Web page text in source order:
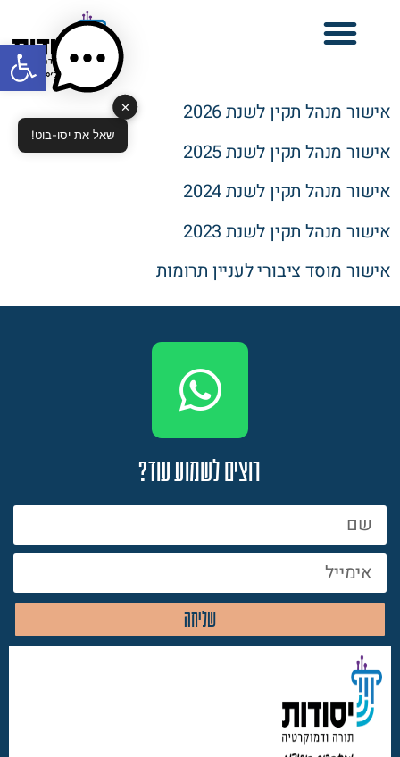
פתח
אישור מנהל תקין לשנת 2026
אישור מנהל תקין לשנת 2025
אישור מנהל תקין לשנת 2024
אישור מנהל תקין לשנת 2023
אישור מוסד ציבורי לעניין תרומות
רוצים לשמוע עוד?
שליחה
✕
שאל את יסו-בוט!